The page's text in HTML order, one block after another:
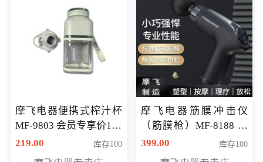
摩飞电器便携式榨汁杯
MF-9803 会员专享价138
元
219.00 库存100
摩飞电器筋膜冲击仪
（筋膜枪）MF-8188 会
员专享价268元
399.00 库存100